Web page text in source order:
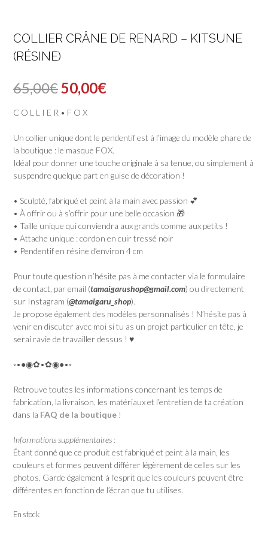
COLLIER CRÂNE DE RENARD – KITSUNE
(RÉSINE)
65,00€Le
prix
initial
était :
65,00€.
50,00€Le
actuel
est :
50,00€.
C O L L I E R • F O X
Un collier unique dont le pendentif est à l’image du modèle phare de
la boutique : le masque FOX.
Idéal pour donner une touche originale à sa tenue, ou simplement à
suspendre quelque part en guise de décoration !
• Sculpté, fabriqué et peint à la main avec passion 💕
• À offrir ou à s’offrir pour une belle occasion 🎁
• Taille unique qui conviendra aux grands comme aux petits !
• Attache unique : cordon en cuir tressé noir
• Pendentif en résine d’environ 4 cm
Pour toute question n’hésite pas à me contacter via le formulaire
de contact, par email (tamaigarushop@gmail.com) ou directement
sur Instagram (@tamaigaru_shop).
Je propose également des modèles personnalisés ! N’hésite pas à
venir en discuter avec moi si tu as un projet particulier en tête, je
serai ravie de travailler dessus ! ♥
◦•●◉✿•✿◉●•◦
Retrouve toutes les informations concernant les temps de
fabrication, la livraison, les matériaux et l’entretien de ta création
dans la FAQ de la boutique !
Informations supplémentaires :
Étant donné que ce produit est fabriqué et peint à la main, les
couleurs et formes peuvent différer légèrement de celles sur les
photos. Garde également à l’esprit que les couleurs peuvent être
différentes en fonction de l’écran que tu utilises.
En stock